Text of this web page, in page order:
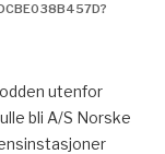
utenfor
bli A/S Norske